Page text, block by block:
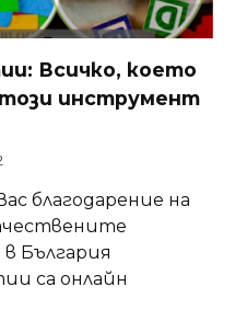
Всичко, което
инструмент
благодарение на
България
са онлайн